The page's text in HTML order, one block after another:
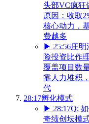
头部VC疯狂
原因：收取
核心动力，
费越多
▶ 25:56庄明
险投资比作
覆盖项目数
靠人力堆积
代
28:17孵化模式
▶ 28:17Q:
奇绩创坛模